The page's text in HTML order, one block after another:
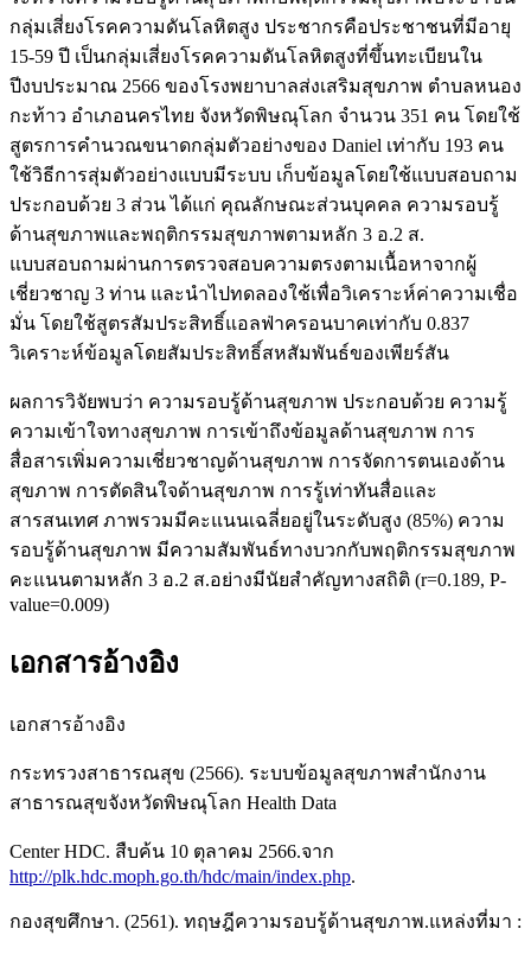
กลุ่มเสี่ยงโรคความดันโลหิตสูง ประชากรคือประชาชนที่มีอายุ
15-59 ปี เป็นกลุ่มเสี่ยงโรคความดันโลหิตสูงที่ขึ้นทะเบียนใน
ปีงบประมาณ 2566 ของโรงพยาบาลส่งเสริมสุขภาพ ตำบลหนอง
กะท้าว อำเภอนครไทย จังหวัดพิษณุโลก จำนวน 351 คน โดยใช้
สูตรการคำนวณขนาดกลุ่มตัวอย่างของ Daniel เท่ากับ 193 คน
ใช้วิธีการสุ่มตัวอย่างแบบมีระบบ เก็บข้อมูลโดยใช้แบบสอบถาม
ประกอบด้วย 3 ส่วน ได้แก่ คุณลักษณะส่วนบุคคล ความรอบรู้
ด้านสุขภาพและพฤติกรรมสุขภาพตามหลัก 3 อ.2 ส.
แบบสอบถามผ่านการตรวจสอบความตรงตามเนื้อหาจากผู้
เชี่ยวชาญ 3 ท่าน และนำไปทดลองใช้เพื่อวิเคราะห์ค่าความเชื่อ
มั่น โดยใช้สูตรสัมประสิทธิ์แอลฟ่าครอนบาคเท่ากับ 0.837
วิเคราะห์ข้อมูลโดยสัมประสิทธิ์สหสัมพันธ์ของเพียร์สัน
ผลการวิจัยพบว่า ความรอบรู้ด้านสุขภาพ ประกอบด้วย ความรู้
ความเข้าใจทางสุขภาพ การเข้าถึงข้อมูลด้านสุขภาพ การ
สื่อสารเพิ่มความเชี่ยวชาญด้านสุขภาพ การจัดการตนเองด้าน
สุขภาพ การตัดสินใจด้านสุขภาพ การรู้เท่าทันสื่อและ
สารสนเทศ ภาพรวมมีคะแนนเฉลี่ยอยู่ในระดับสูง (85%) ความ
รอบรู้ด้านสุขภาพ มีความสัมพันธ์ทางบวกกับพฤติกรรมสุขภาพ
คะแนนตามหลัก 3 อ.2 ส.อย่างมีนัยสำคัญทางสถิติ (r=0.189, P-
value=0.009)
เอกสารอ้างอิง
เอกสารอ้างอิง
กระทรวงสาธารณสุข (2566). ระบบข้อมูลสุขภาพสำนักงาน
สาธารณสุขจังหวัดพิษณุโลก Health Data
Center HDC. สืบค้น 10 ตุลาคม 2566.จาก
http://plk.hdc.moph.go.th/hdc/main/index.php.
กองสุขศึกษา. (2561). ทฤษฎีความรอบรู้ด้านสุขภาพ.แหล่งที่มา :